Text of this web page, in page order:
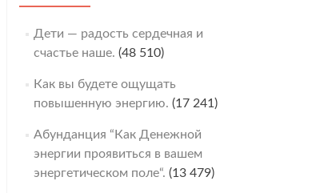
Дети — радость сердечная и
счастье наше. (48 510)
Как вы будете ощущать
повышенную энергию. (17 241)
Абунданция “Как Денежной
энергии проявиться в вашем
энергетическом поле“. (13 479)